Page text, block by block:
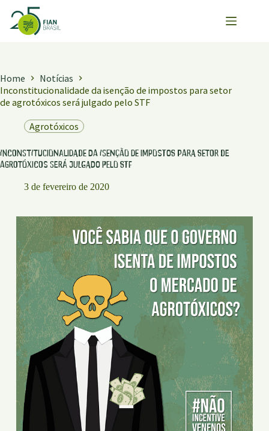
para
Home
Notícias
Inconstitucionalidade da isenção de impostos para setor
de agrotóxicos será julgado pelo STF
Agrotóxicos
Inconstitucionalidade da isenção de impostos para setor de
agrotóxicos será julgado pelo STF
3 de fevereiro de 2020